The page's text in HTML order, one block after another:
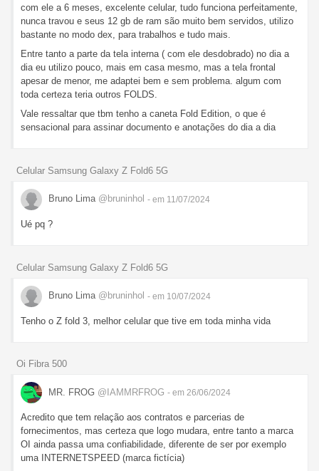
com ele a 6 meses, excelente celular, tudo funciona perfeitamente,
nunca travou e seus 12 gb de ram são muito bem servidos, utilizo
bastante no modo dex, para trabalhos e tudo mais.
Entre tanto a parte da tela interna ( com ele desdobrado) no dia a
dia eu utilizo pouco, mais em casa mesmo, mas a tela frontal
apesar de menor, me adaptei bem e sem problema. algum com
toda certeza teria outros FOLDS.
Vale ressaltar que tbm tenho a caneta Fold Edition, o que é
sensacional para assinar documento e anotações do dia a dia
Celular Samsung Galaxy Z Fold6 5G
Bruno Lima @bruninhol - em 11/07/2024
Ué pq ?
Celular Samsung Galaxy Z Fold6 5G
Bruno Lima @bruninhol - em 10/07/2024
Tenho o Z fold 3, melhor celular que tive em toda minha vida
Oi Fibra 500
MR. FROG @IAMMRFROG - em 26/06/2024
Acredito que tem relação aos contratos e parcerias de
fornecimentos, mas certeza que logo mudara, entre tanto a marca
OI ainda passa uma confiabilidade, diferente de ser por exemplo
uma INTERNETSPEED (marca fictícia)